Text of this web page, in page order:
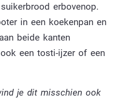
erbovenop.
in een koekenpan en
beide kanten
een tosti-ijzer of een
je dit misschien ook